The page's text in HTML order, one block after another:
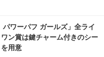
パワーパフ ガールズ」全ライ
ン賞は鍵チャーム付きのシー
用意